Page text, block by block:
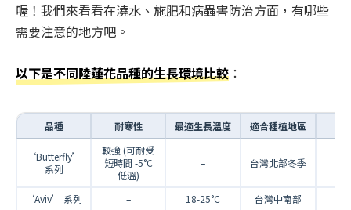
喔！我們來看看在澆水、施肥和病蟲害防治方面，有哪些
需要注意的地方吧。
以下是不同陸蓮花品種的生長環境比較 ：
品種 耐寒性 最適生長溫度 適合種植地區 光
‘Butterfly’
系列
較強 (可耐受
短時間 -5°C
低溫)
– 台灣北部冬季
‘Aviv’ 系列 – 18-25°C 台灣中南部